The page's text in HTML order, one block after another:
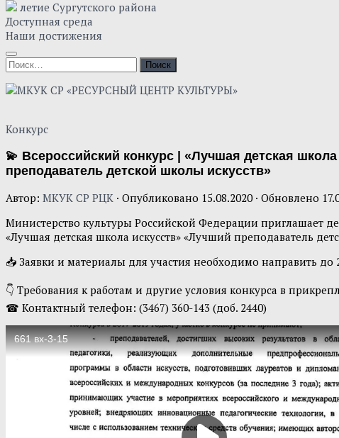
летие Сургутского района
Доступная среда
Наши достижения
Конкурс
💫 Всероссийский конкурс | «Лучшая детская
преподаватель детской школы искусств»
Автор: МКУК СР РЦК · Опубликовано 15.08.2020· Обновлено
Министерство культуры Российской Федерации приглашает
«Лучшая детская школа искусств» «Лучший преподаватель
📥 Заявки и материалы для участия необходимо направить до
👇 Требования к работам и другие условия конкурса в
☎ Контактный телефон: (3467) 360-143 (доб. 2440)